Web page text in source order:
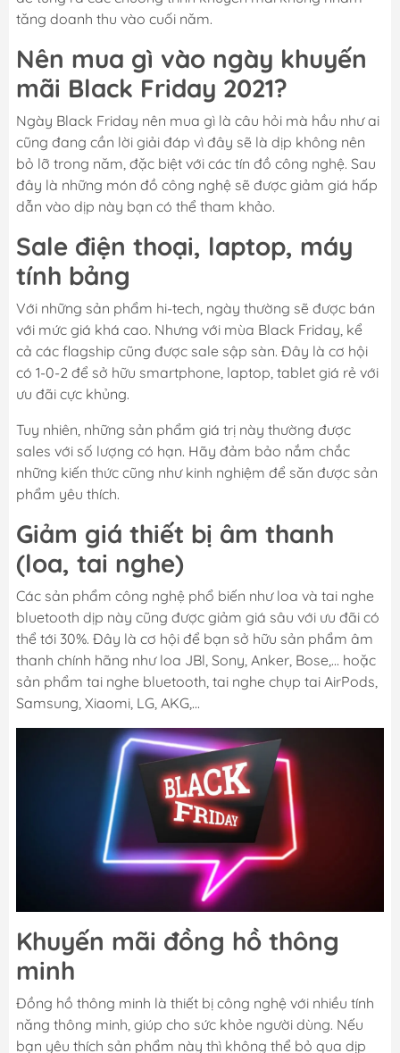
tăng doanh thu vào cuối năm.
Nên mua gì vào ngày khuyến
mãi Black Friday 2021?
Ngày Black Friday nên mua gì là câu hỏi mà hầu như ai
cũng đang cần lời giải đáp vì đây sẽ là dịp không nên
bỏ lỡ trong năm, đặc biệt với các tín đồ công nghệ. Sau
đây là những món đồ công nghệ sẽ được giảm giá hấp
dẫn vào dịp này bạn có thể tham khảo.
Sale điện thoại, laptop, máy
tính bảng
Với những sản phẩm hi-tech, ngày thường sẽ được bán
với mức giá khá cao. Nhưng với mùa Black Friday, kể
cả các flagship cũng được sale sập sàn. Đây là cơ hội
có 1-0-2 để sở hữu smartphone, laptop, tablet giá rẻ với
ưu đãi cực khủng.
Tuy nhiên, những sản phẩm giá trị này thường được
sales với số lượng có hạn. Hãy đảm bảo nắm chắc
những kiến thức cũng như kinh nghiệm để săn được sản
phẩm yêu thích.
Giảm giá thiết bị âm thanh
(loa, tai nghe)
Các sản phẩm công nghệ phổ biến như loa và tai nghe
bluetooth dịp này cũng được giảm giá sâu với ưu đãi có
thể tới 30%. Đây là cơ hội để bạn sở hữu sản phẩm âm
thanh chính hãng như loa JBl, Sony, Anker, Bose,... hoặc
sản phẩm tai nghe bluetooth, tai nghe chụp tai AirPods,
Samsung, Xiaomi, LG, AKG,...
Khuyến mãi đồng hồ thông
minh
Đồng hồ thông minh là thiết bị công nghệ với nhiều tính
năng thông minh, giúp cho sức khỏe người dùng. Nếu
bạn yêu thích sản phẩm này thì không thể bỏ qua dịp